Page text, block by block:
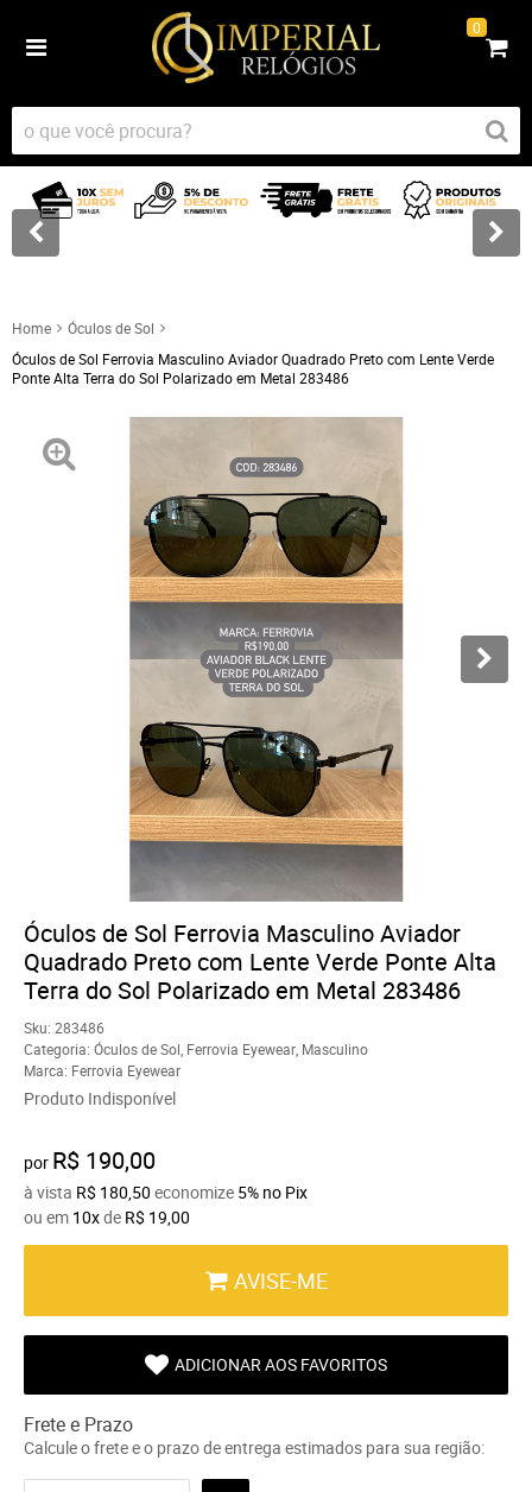
0
Home
Óculos de Sol
Óculos de Sol Ferrovia Masculino Aviador Quadrado Preto com Lente Verde
Ponte Alta Terra do Sol Polarizado em Metal 283486
Óculos de Sol Ferrovia Masculino Aviador
Quadrado Preto com Lente Verde Ponte Alta
Terra do Sol Polarizado em Metal 283486
Sku: 283486
Categoria: Óculos de Sol Ferrovia Eyewear Masculino
Marca: Ferrovia Eyewear
Produto Indisponível
por R$ 190,00
à vista R$ 180,50 economize 5% no Pix
ou em 10xde R$ 19,00
AVISE-ME
ADICIONAR AOS FAVORITOS
Frete e Prazo
Calcule o frete e o prazo de entrega estimados para sua região: